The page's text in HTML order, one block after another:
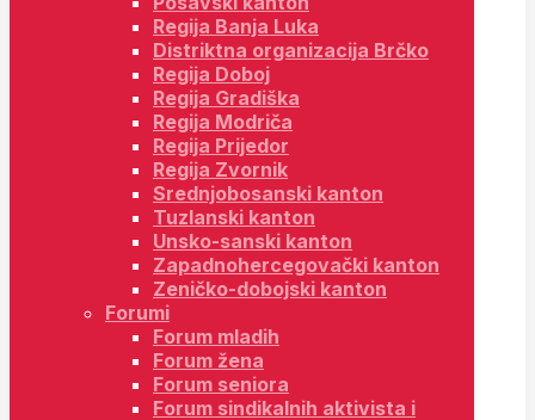
Regija Banja Luka
Distriktna organizacija Brčko
Regija Doboj
Regija Gradiška
Regija Modriča
Regija Prijedor
Regija Zvornik
Srednjobosanski kanton
Tuzlanski kanton
Unsko-sanski kanton
Zapadnohercegovački kanton
Zeničko-dobojski kanton
Forumi
Forum mladih
Forum žena
Forum seniora
Forum sindikalnih aktivista i